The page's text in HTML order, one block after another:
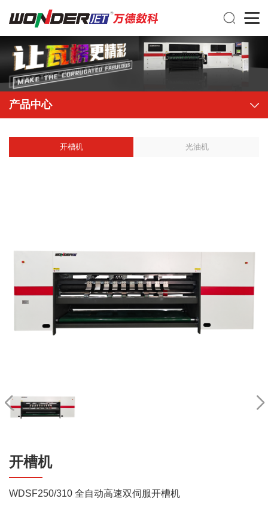
产品中心
开槽机 光油机
开槽机
WDSF250/310 全自动高速双伺服开槽机